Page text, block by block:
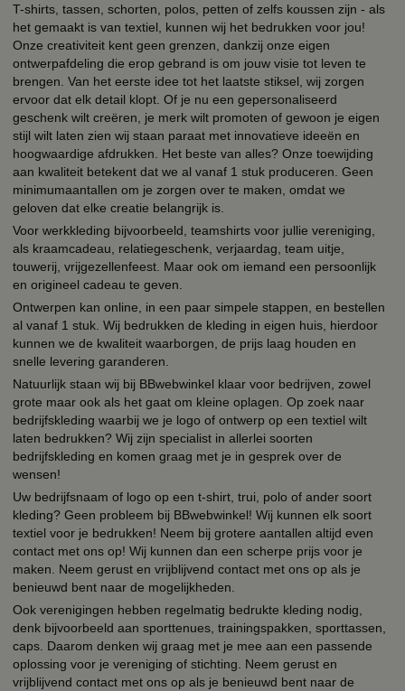
T-shirts, tassen, schorten, polos, petten of zelfs koussen zijn - als
het gemaakt is van textiel, kunnen wij het bedrukken voor jou!
Onze creativiteit kent geen grenzen, dankzij onze eigen
ontwerpafdeling die erop gebrand is om jouw visie tot leven te
brengen. Van het eerste idee tot het laatste stiksel, wij zorgen
ervoor dat elk detail klopt. Of je nu een gepersonaliseerd
geschenk wilt creëren, je merk wilt promoten of gewoon je eigen
stijl wilt laten zien wij staan paraat met innovatieve ideeën en
hoogwaardige afdrukken. Het beste van alles? Onze toewijding
aan kwaliteit betekent dat we al vanaf 1 stuk produceren. Geen
minimumaantallen om je zorgen over te maken, omdat we
geloven dat elke creatie belangrijk is.
Voor werkkleding bijvoorbeeld, teamshirts voor jullie vereniging,
als kraamcadeau, relatiegeschenk, verjaardag, team uitje,
touwerij, vrijgezellenfeest. Maar ook om iemand een persoonlijk
en origineel cadeau te geven.
Ontwerpen kan online, in een paar simpele stappen, en bestellen
al vanaf 1 stuk. Wij bedrukken de kleding in eigen huis, hierdoor
kunnen we de kwaliteit waarborgen, de prijs laag houden en
snelle levering garanderen.
Natuurlijk staan wij bij BBwebwinkel klaar voor bedrijven, zowel
grote maar ook als het gaat om kleine oplagen. Op zoek naar
bedrijfskleding waarbij we je logo of ontwerp op een textiel wilt
laten bedrukken? Wij zijn specialist in allerlei soorten
bedrijfskleding en komen graag met je in gesprek over de
wensen!
Uw bedrijfsnaam of logo op een t-shirt, trui, polo of ander soort
kleding? Geen probleem bij BBwebwinkel! Wij kunnen elk soort
textiel voor je bedrukken! Neem bij grotere aantallen altijd even
contact met ons op! Wij kunnen dan een scherpe prijs voor je
maken. Neem gerust en vrijblijvend contact met ons op als je
benieuwd bent naar de mogelijkheden.
Ook verenigingen hebben regelmatig bedrukte kleding nodig,
denk bijvoorbeeld aan sporttenues, trainingspakken, sporttassen,
caps. Daarom denken wij graag met je mee aan een passende
oplossing voor je vereniging of stichting. Neem gerust en
vrijblijvend contact met ons op als je benieuwd bent naar de